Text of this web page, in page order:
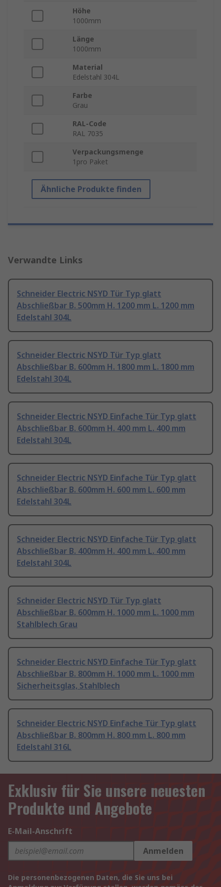
Höhe
1000mm
Länge
1000mm
Material
Edelstahl 304L
Farbe
Grau
RAL-Code
RAL 7035
Verpackungsmenge
1pro Paket
Ähnliche Produkte finden
Verwandte Links
Schneider Electric NSYD Tür Typ glatt
Abschließbar B. 500mm H. 1200 mm L. 1200 mm
Edelstahl 304L
Schneider Electric NSYD Tür Typ glatt
Abschließbar B. 600mm H. 1800 mm L. 1800 mm
Edelstahl 304L
Schneider Electric NSYD Einfache Tür Typ glatt
Abschließbar B. 600mm H. 400 mm L. 400 mm
Edelstahl 304L
Schneider Electric NSYD Einfache Tür Typ glatt
Abschließbar B. 600mm H. 600 mm L. 600 mm
Edelstahl 304L
Schneider Electric NSYD Einfache Tür Typ glatt
Abschließbar B. 400mm H. 400 mm L. 400 mm
Edelstahl 304L
Schneider Electric NSYD Tür Typ glatt
Abschließbar B. 600mm H. 1000 mm L. 1000 mm
Stahlblech Grau
Schneider Electric NSYD Einfache Tür Typ glatt
Abschließbar B. 800mm H. 1000 mm L. 1000 mm
Sicherheitsglas, Stahlblech
Schneider Electric NSYD Einfache Tür Typ glatt
Abschließbar B. 800mm H. 800 mm L. 800 mm
Edelstahl 316L
Exklusiv für Sie unsere neuesten
Produkte und Angebote
E-Mail-Anschrift
Anmelden
Die personenbezogenen Daten, die Sie uns bei